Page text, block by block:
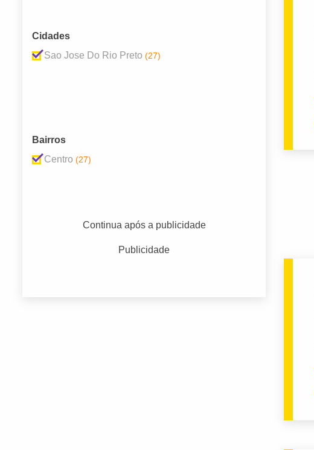
Cidades
Sao Jose Do Rio Preto (27)
Bairros
Centro (27)
Continua após a publicidade
Publicidade